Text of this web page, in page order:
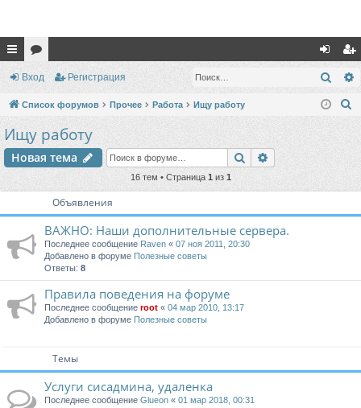
с
ы
и
ор хо
д
ег
ис
Вход Регистрация
Список форумов Прочее Работа Ищу работу
Ищу работу
Новая тема Поиск
16 тем • Страница 1 из 1
Объявления
ВАЖНО: Наши дополнительные сервера.
Последнее сообщение Raven « 07 ноя 2011, 20:30
Добавлено в форуме Полезные советы
Ответы: 8
Правила поведения на форуме
Последнее сообщение root « 04 мар 2010, 13:17
Добавлено в форуме Полезные советы
Темы
Услуги сисадмина, удаленка
Последнее сообщение Glueon « 01 мар 2018, 00:31